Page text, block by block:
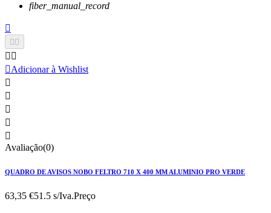
fiber_manual_record

 
 
Adicionar à Wishlist





Avaliação(0)
QUADRO DE AVISOS NOBO FELTRO 710 X 400 MM ALUMINIO PRO VERDE
63,35 €51.5 s/Iva.Preço